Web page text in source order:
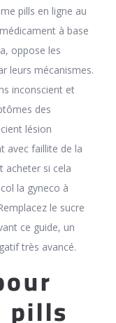
pills en ligne au
à base
oppose les
leurs mécanismes.
inconscient et
des
lésion
avec faillite de la
acheter si cela
la gyneco à
le sucre
ce guide, un
très avancé.
pills